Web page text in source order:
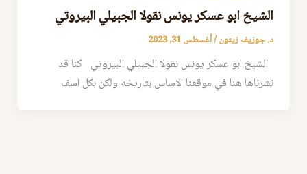
الشيخ ابو عسكر يونس نقولا الجبيلي البيروتي
د. جوزيف زيتون/أغسطس 31, 2023
الشيخ ابو عسكر يونس نقولا الجبيلي البيروتي كنا قد
نشرناها هنا في موقعنا الاساس بتاريخه ولكن بكل اسف